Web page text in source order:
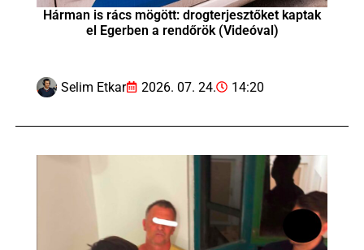
Hárman is rács mögött: drogterjesztőket kaptak
el Egerben a rendőrök (Videóval)
Selim Etkar 2026. 07. 24. 14:20